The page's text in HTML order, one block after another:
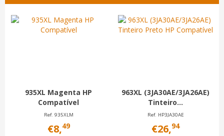
935XL Magenta HP
Compatível
Ref. 935XLM
€8,49
963XL (3JA30AE/3JA26AE)
Tinteiro...
Ref. HP3JA30AE
€26,94